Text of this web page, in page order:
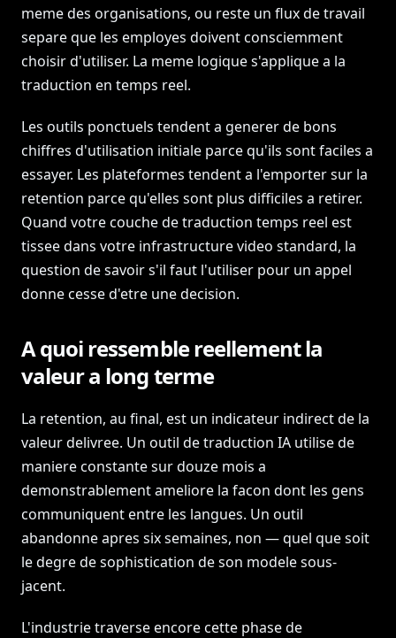
meme des organisations, ou reste un flux de travail
separe que les employes doivent consciemment
choisir d'utiliser. La meme logique s'applique a la
traduction en temps reel.
Les outils ponctuels tendent a generer de bons
chiffres d'utilisation initiale parce qu'ils sont faciles a
essayer. Les plateformes tendent a l'emporter sur la
retention parce qu'elles sont plus difficiles a retirer.
Quand votre couche de traduction temps reel est
tissee dans votre infrastructure video standard, la
question de savoir s'il faut l'utiliser pour un appel
donne cesse d'etre une decision.
A quoi ressemble reellement la
valeur a long terme
La retention, au final, est un indicateur indirect de la
valeur delivree. Un outil de traduction IA utilise de
maniere constante sur douze mois a
demonstrablement ameliore la facon dont les gens
communiquent entre les langues. Un outil
abandonne apres six semaines, non — quel que soit
le degre de sophistication de son modele sous-
jacent.
L'industrie traverse encore cette phase de